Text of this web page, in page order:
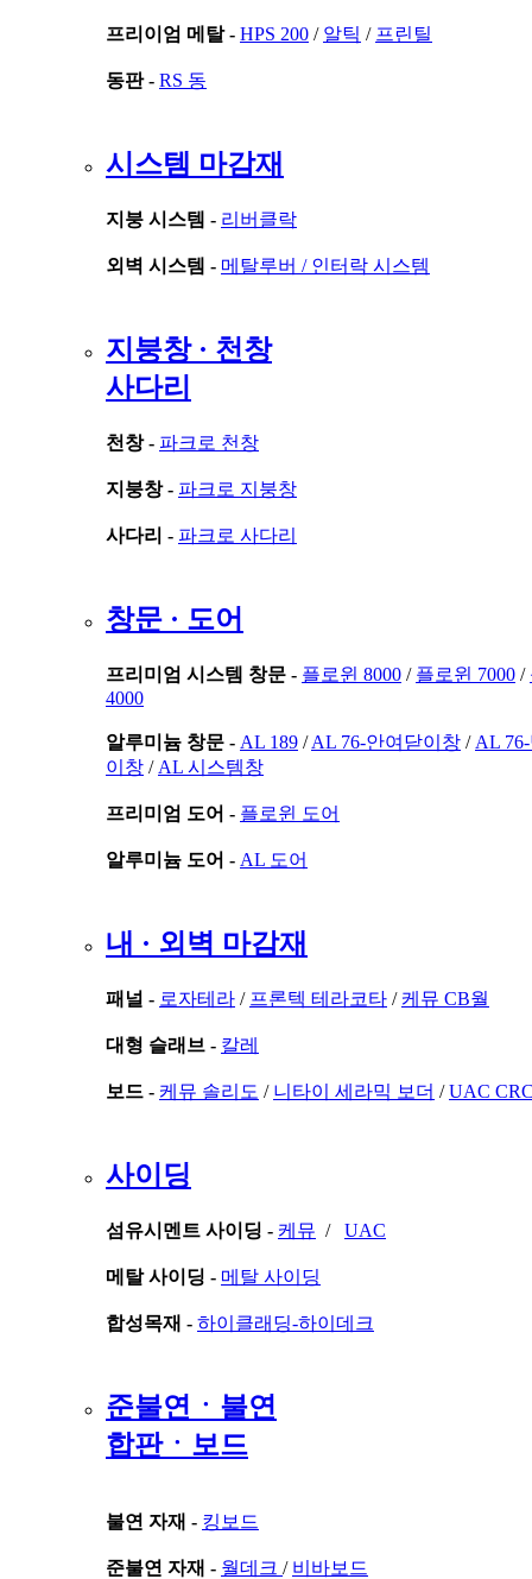
프리이엄 메탈 - HPS 200 / 알틱 / 프린틸
동판 - RS 동
시스템 마감재
지붕 시스템 - 리버클락
외벽 시스템 - 메탈루버 / 인터락 시스템
지붕창 · 천창
사다리
천창 - 파크로 천창
지붕창 - 파크로 지붕창
사다리 - 파크로 사다리
창문 · 도어
프리미엄 시스템 창문 - 플로윈 8000 / 플로윈 7000 /
4000
알루미늄 창문 - AL 189 /AL 76-안여닫이창 / AL
이창 / AL 시스템창
프리미엄 도어 - 플로윈 도어
알루미늄 도어 - AL 도어
내 · 외벽 마감재
패널 - 로자테라 / 프론텍 테라코타 / 케뮤 CB월
대형 슬래브 - 칼레
보드 - 케뮤 솔리도 / 니타이 세라믹 보더 /UAC
사이딩
섬유시멘트 사이딩 - 케뮤 / UAC
메탈 사이딩 - 메탈 사이딩
합성목재 - 하이클래딩-하이데크
준불연ㆍ불연
합판ㆍ보드
불연 자재 - 킹보드
준불연 자재 - 월데크 / 비바보드